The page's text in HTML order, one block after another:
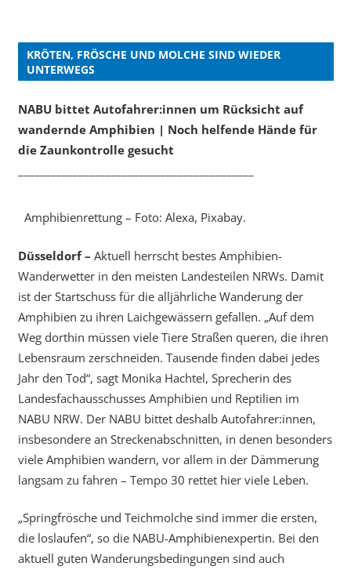
KRÖTEN, FRÖSCHE UND MOLCHE SIND WIEDER
UNTERWEGS
NABU bittet Autofahrer:innen um Rücksicht auf
wandernde Amphibien | Noch helfende Hände für
die Zaunkontrolle gesucht
Amphibienrettung – Foto: Alexa, Pixabay.
Düsseldorf – Aktuell herrscht bestes Amphibien-
Wanderwetter in den meisten Landesteilen NRWs. Damit
ist der Startschuss für die alljährliche Wanderung der
Amphibien zu ihren Laichgewässern gefallen. „Auf dem
Weg dorthin müssen viele Tiere Straßen queren, die ihren
Lebensraum zerschneiden. Tausende finden dabei jedes
Jahr den Tod“, sagt Monika Hachtel, Sprecherin des
Landesfachausschusses Amphibien und Reptilien im
NABU NRW. Der NABU bittet deshalb Autofahrer:innen,
insbesondere an Streckenabschnitten, in denen besonders
viele Amphibien wandern, vor allem in der Dämmerung
langsam zu fahren – Tempo 30 rettet hier viele Leben.
„Springfrösche und Teichmolche sind immer die ersten,
die loslaufen“, so die NABU-Amphibienexpertin. Bei den
aktuell guten Wanderungsbedingungen sind auch